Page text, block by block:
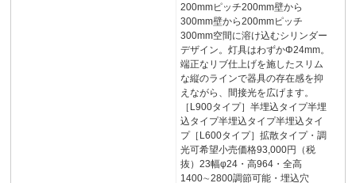
200mmピッチ200mm壁から
300mm壁から200mmピッチ
300mm空間に溶け込むシリンダー
デザイン。灯具はわずかΦ24mm。
端正なリブ仕上げを施したスリム
な縦のラインで器具の存在感を抑
えながら、間接光を広げます。
［L900タイプ］半埋込タイプ半埋
込タイプ半埋込タイプ半埋込タイ
プ［L600タイプ］拡散タイプ・調
光可希望小売価格93,000円（税
抜）23幅φ24・高964・全高
1400∼2800調節可能・埋込穴